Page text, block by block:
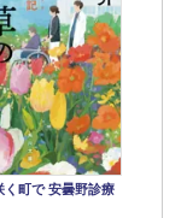
く町で 安曇野診療